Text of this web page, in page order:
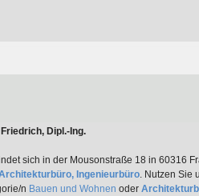
Dipl.-Ing.
sich in der Mousonstraße 18 in 60316
Ingenieurbüro. Nutzen Sie
n Bauen und Wohnen oder